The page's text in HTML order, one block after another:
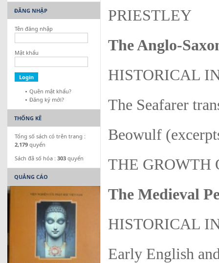
PRIESTLEY
The Anglo-
HISTORICAL
The Seafarer
Beowulf
THE GROWTH
The Medieval
HISTORICAL
Early English
ĐĂNG NHẬP
Tên đăng nhập
Mật khẩu
Quên mật khẩu?
Đăng ký mới?
THỐNG KÊ
Tổng số sách có trên trang :
2,179 quyển
Sách đã số hóa : 303 quyển
QUẢNG CÁO